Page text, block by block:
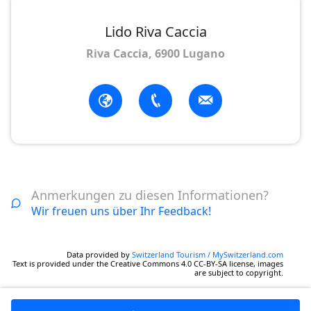
Lido Riva Caccia
Riva Caccia, 6900 Lugano
Anmerkungen zu diesen Informationen?
Wir freuen uns über Ihr Feedback!
Data provided by Switzerland Tourism / MySwitzerland.com
Text is provided under the Creative Commons 4.0 CC-BY-SA license, images
are subject to copyright.